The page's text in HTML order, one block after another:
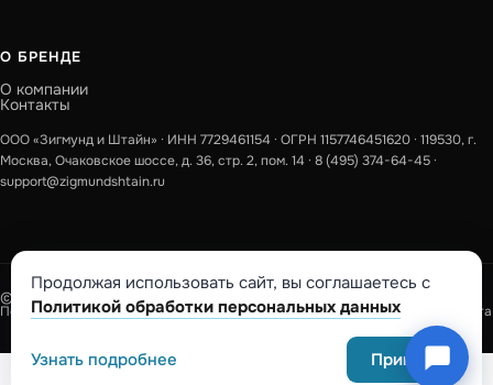
О БРЕНДЕ
О компании
Контакты
ООО «Зигмунд и Штайн» · ИНН 7729461154 · ОГРН 1157746451620 · 119530, г.
Москва, Очаковское шоссе, д. 36, стр. 2, пом. 14 · 8 (495) 374-64-45 ·
support@zigmundshtain.ru
© 2026 Zigmund & Shtain · Кухонная техника
Политика конфиденциальностиЮридическая информацияПубличная оферта
Продолжая использовать сайт, вы соглашаетесь с
Политикой обработки персональных данных
Узнать подробнее Принять